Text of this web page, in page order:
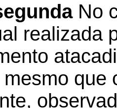
No
realizada
que